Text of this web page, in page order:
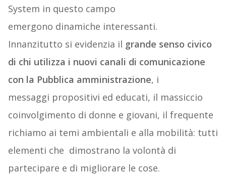
System in questo campo
emergono dinamiche interessanti.
Innanzitutto si evidenzia il grande senso civico
di chi utilizza i nuovi canali di comunicazione
con la Pubblica amministrazione, i
messaggi propositivi ed educati, il massiccio
coinvolgimento di donne e giovani, il frequente
richiamo ai temi ambientali e alla mobilità: tutti
elementi che dimostrano la volontà di
partecipare e di migliorare le cose.